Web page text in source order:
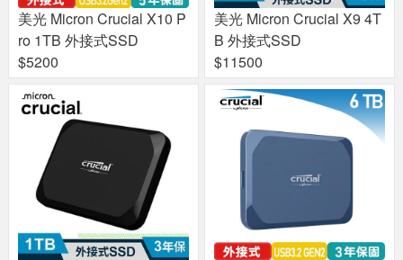
美光 Micron Crucial X10 P
ro 1TB 外接式SSD
$5200
美光 Micron Crucial X9 4T
B 外接式SSD
$11500